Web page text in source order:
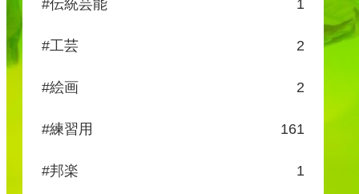
#伝統芸能 1
#工芸 2
#絵画 2
#練習用 161
#邦楽 1